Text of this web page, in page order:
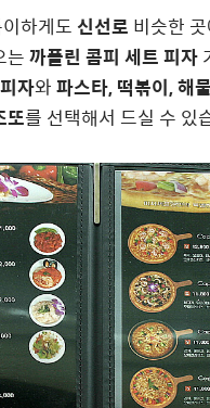
하게도 신선로 비슷한
는까플린 콤피 세트 피자
피자와파스타, 떡볶이, 해
또를 선택해서 드실 수 있